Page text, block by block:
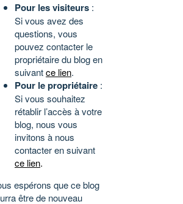
Pour les visiteurs :
Si vous avez des
questions, vous
pouvez contacter le
propriétaire du blog en
suivantce lien.
Pour le propriétaire :
Si vous souhaitez
rétablir l’accès à votre
blog, nous vous
invitons à nous
contacter en suivant
ce lien.
espérons que ce blog
être de nouveau